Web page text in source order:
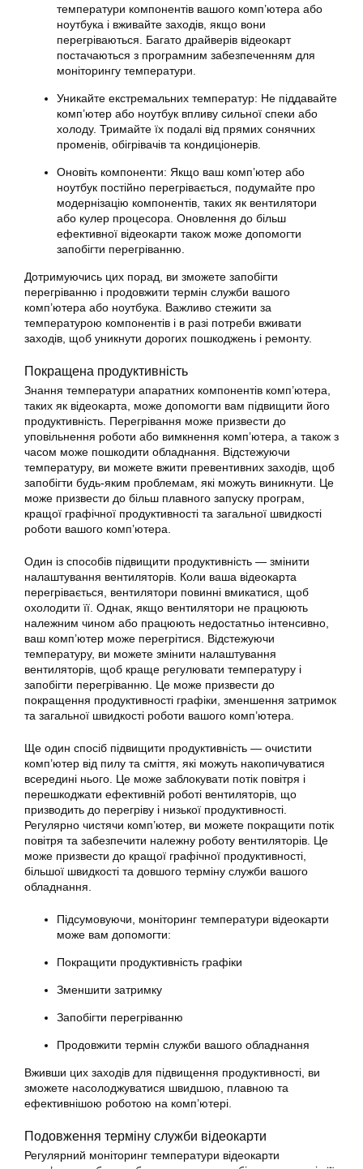
температури компонентів вашого комп’ютера або
ноутбука і вживайте заходів, якщо вони
перегріваються. Багато драйверів відеокарт
постачаються з програмним забезпеченням для
моніторингу температури.
Уникайте екстремальних температур: Не піддавайте
комп’ютер або ноутбук впливу сильної спеки або
холоду. Тримайте їх подалі від прямих сонячних
променів, обігрівачів та кондиціонерів.
Оновіть компоненти: Якщо ваш комп’ютер або
ноутбук постійно перегрівається, подумайте про
модернізацію компонентів, таких як вентилятори
або кулер процесора. Оновлення до більш
ефективної відеокарти також може допомогти
запобігти перегріванню.
Дотримуючись цих порад, ви зможете запобігти
перегріванню і продовжити термін служби вашого
комп’ютера або ноутбука. Важливо стежити за
температурою компонентів і в разі потреби вживати
заходів, щоб уникнути дорогих пошкоджень і ремонту.
Покращена продуктивність
Знання температури апаратних компонентів комп’ютера,
таких як відеокарта, може допомогти вам підвищити його
продуктивність. Перегрівання може призвести до
уповільнення роботи або вимкнення комп’ютера, а також з
часом може пошкодити обладнання. Відстежуючи
температуру, ви можете вжити превентивних заходів, щоб
запобігти будь-яким проблемам, які можуть виникнути. Це
може призвести до більш плавного запуску програм,
кращої графічної продуктивності та загальної швидкості
роботи вашого комп’ютера.
Один із способів підвищити продуктивність — змінити
налаштування вентиляторів. Коли ваша відеокарта
перегрівається, вентилятори повинні вмикатися, щоб
охолодити її. Однак, якщо вентилятори не працюють
належним чином або працюють недостатньо інтенсивно,
ваш комп’ютер може перегрітися. Відстежуючи
температуру, ви можете змінити налаштування
вентиляторів, щоб краще регулювати температуру і
запобігти перегріванню. Це може призвести до
покращення продуктивності графіки, зменшення затримок
та загальної швидкості роботи вашого комп’ютера.
Ще один спосіб підвищити продуктивність — очистити
комп’ютер від пилу та сміття, які можуть накопичуватися
всередині нього. Це може заблокувати потік повітря і
перешкоджати ефективній роботі вентиляторів, що
призводить до перегріву і низької продуктивності.
Регулярно чистячи комп’ютер, ви можете покращити потік
повітря та забезпечити належну роботу вентиляторів. Це
може призвести до кращої графічної продуктивності,
більшої швидкості та довшого терміну служби вашого
обладнання.
Підсумовуючи, моніторинг температури відеокарти
може вам допомогти:
Покращити продуктивність графіки
Зменшити затримку
Запобігти перегріванню
Продовжити термін служби вашого обладнання
Вживши цих заходів для підвищення продуктивності, ви
зможете насолоджуватися швидшою, плавною та
ефективнішою роботою на комп’ютері.
Подовження терміну служби відеокарти
Регулярний моніторинг температури відеокарти